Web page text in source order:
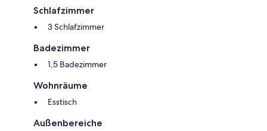
Schlafzimmer
3 Schlafzimmer
Badezimmer
1,5 Badezimmer
Wohnräume
Esstisch
Außenbereiche